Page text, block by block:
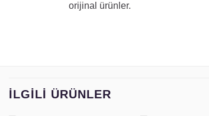
orijinal ürünler.
İLGILI ÜRÜNLER